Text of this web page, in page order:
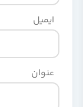
ایمیل
عنوان